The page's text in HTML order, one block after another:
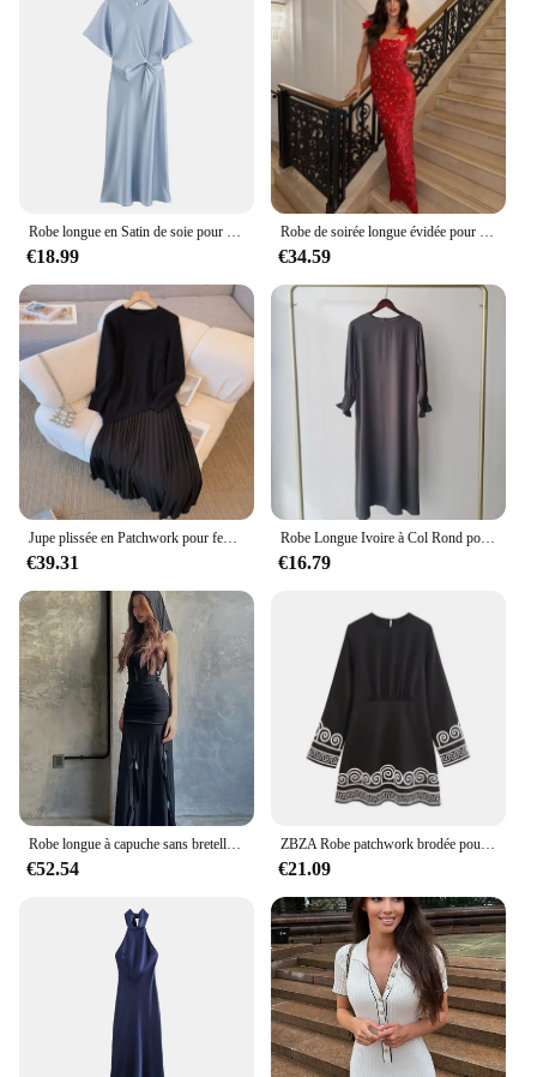
Robe longue en Satin de soie pour femmes, Style européen et américain, décoration de nœud, Texture, col rond, manches courtes, automne 2024
€18.99
Robe de soirée longue évidée pour femme, nœud mince, robes en fibre à lacets, robes de Noël élégantes pour dames, sexy, 2024
€34.59
Jupe plissée en Patchwork pour femmes, à la mode, 4xl, décontractée, ample, col rond, manches longues, robes d'extérieur douces, printemps, 1206h
€39.31
Robe Longue Ivoire à Col Rond pour Femme, Vêtement à la Mode, Couleur Unie, Nouvelle Collection, Directe du Fabricant
€16.79
€52.54 €21.09